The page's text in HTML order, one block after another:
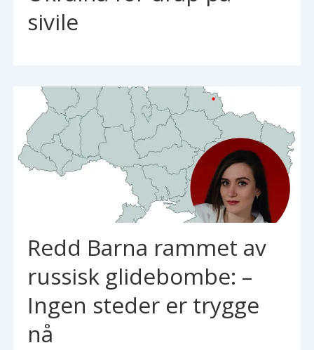
sivile
Redd Barna rammet av
russisk glidebombe: –
Ingen steder er trygge
nå